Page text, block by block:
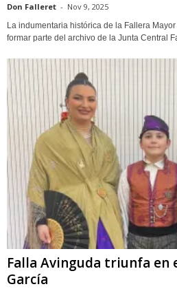
Don Falleret - Nov 9, 2025
La indumentaria histórica de la Fallera
formar parte del archivo de la Junta Central
Falla Avinguda triunfa en
García